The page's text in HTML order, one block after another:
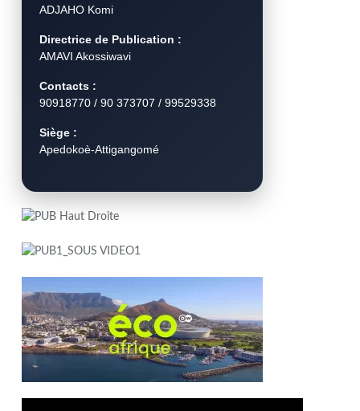
ADJAHO Komi
Directrice de Publication :
AMAVI Akossiwavi
Contacts :
90918770 / 90 373707 / 99529338
Siège :
Apedokoè-Attigangomé